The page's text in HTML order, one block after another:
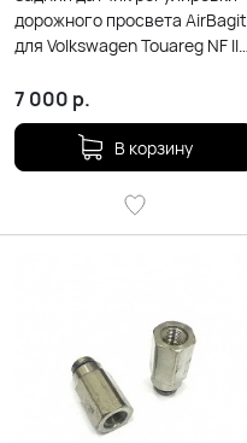
дорожного просвета AirBagit
для Volkswagen Touareg NF II
7 000 р.
В корзину